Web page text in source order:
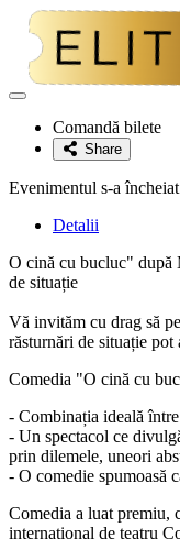
Adaugă
favoriteComandă bilete
Share
Evenimentul s-a
Detalii
O cină cu bucluc" după
de situație
Vă invităm cu drag să
răsturnări de situație pot
Comedia "O cină cu
- Combinația ideală
- Un spectacol ce
prin dilemele, uneori
- O comedie spumoasă
Comedia a luat premiu,
internațional de teatru